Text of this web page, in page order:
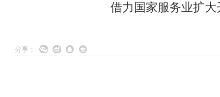
借力国家服务业扩
分享：